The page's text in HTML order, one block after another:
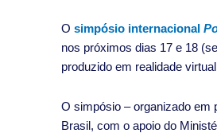
O simpósio internacional
nos próximos dias 17 e 18
produzido em realidade
O simpósio – organizado em
Brasil, com o apoio do